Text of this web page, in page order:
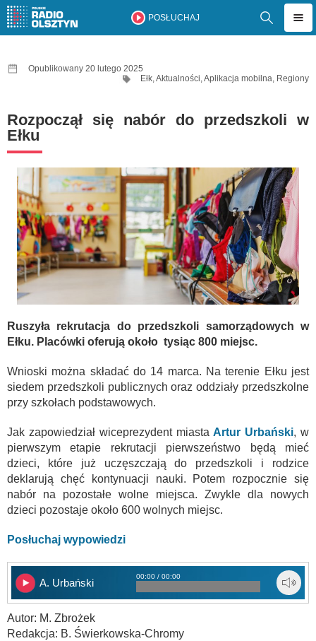
POSŁUCHAJ
Opublikowany 20 lutego 2025
Ełk,Aktualności,Aplikacja mobilna, Regiony
Rozpoczął się nabór do przedszkoli w
Ełku
Ruszyła rekrutacja do przedszkoli samorządowych w
Ełku. Placówki oferują około tysiąc 800 miejsc.
Wnioski można składać do 14 marca. Na terenie Ełku jest
siedem przedszkoli publicznych oraz oddziały przedszkolne
przy szkołach podstawowych.
Jak zapowiedział wiceprezydent miastaArtur Urbański, w
pierwszym etapie rekrutacji pierwszeństwo będą mieć
dzieci, które już uczęszczają do przedszkoli i rodzice
deklarują chęć kontynuacji nauki. Potem rozpocznie się
nabór na pozostałe wolne miejsca. Zwykle dla nowych
dzieci pozostaje około 600 wolnych miejsc.
Posłuchaj wypowiedzi
A. Urbański
00:00 / 00:00
Autor: M. Zbrożek
Redakcja: B. Świerkowska-Chromy